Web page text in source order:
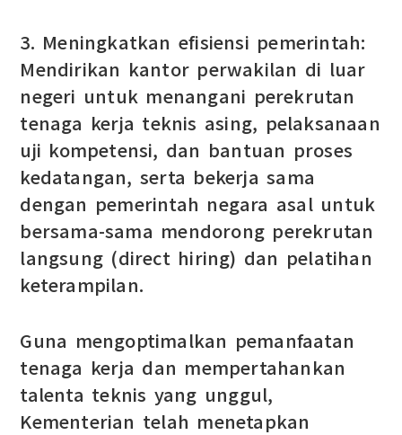
3. Meningkatkan efisiensi pemerintah:
Mendirikan kantor perwakilan di luar
negeri untuk menangani perekrutan
tenaga kerja teknis asing, pelaksanaan
uji kompetensi, dan bantuan proses
kedatangan, serta bekerja sama
dengan pemerintah negara asal untuk
bersama-sama mendorong perekrutan
langsung (direct hiring) dan pelatihan
keterampilan.
Guna mengoptimalkan pemanfaatan
tenaga kerja dan mempertahankan
talenta teknis yang unggul,
Kementerian telah menetapkan